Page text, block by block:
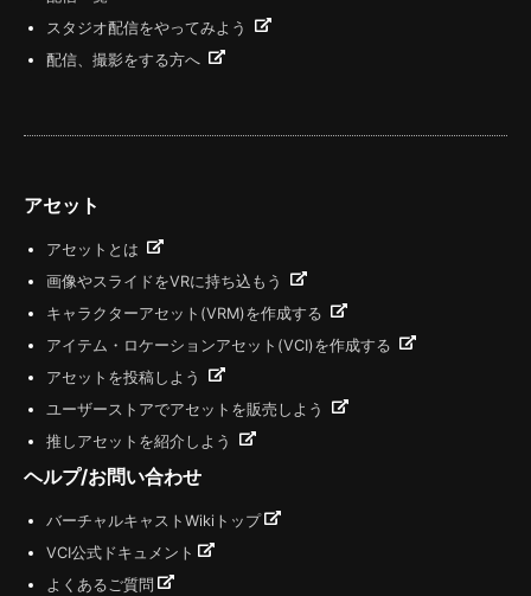
スタジオ配信をやってみよう
配信、撮影をする方へ
アセット
アセットとは
画像やスライドをVRに持ち込もう
キャラクターアセット(VRM)を作成する
アイテム・ロケーションアセット(VCI)を作成する
アセットを投稿しよう
ユーザーストアでアセットを販売しよう
推しアセットを紹介しよう
ヘルプ/お問い合わせ
バーチャルキャストWikiトップ
VCI公式ドキュメント
よくあるご質問